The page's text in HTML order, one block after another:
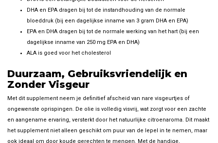
DHA en EPA dragen bij tot de instandhouding van de normale
bloeddruk (bij een dagelijkse inname van 3 gram DHA en EPA)
EPA en DHA dragen bij tot de normale werking van het hart (bij een
dagelijkse inname van 250 mg EPA en DHA)
ALA is goed voor het cholesterol
Duurzaam, Gebruiksvriendelijk en
Zonder Visgeur
Met dit supplement neem je definitief afscheid van nare visgeurtjes of
ongewenste oprispingen. De olie is volledig visvrij, wat zorgt voor een zachte
en aangename ervaring, versterkt door het natuurlijke citroenaroma. Dit maakt
het supplement niet alleen geschikt om puur van de lepel in te nemen, maar
ook ideaal om door koude gerechten te mengen. Met de handige,